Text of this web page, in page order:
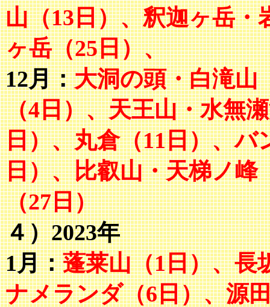
山（13日）、釈迦ヶ岳・
ヶ岳（25日）、
12月：大洞の頭・白滝山
（4日）、天王山・水無
日）、丸倉（11日）、バ
日）、比叡山・天梯ノ峰
（27日）
４）2023年
1月：蓬莱山（1日）、長
ナメランダ（6日）、源